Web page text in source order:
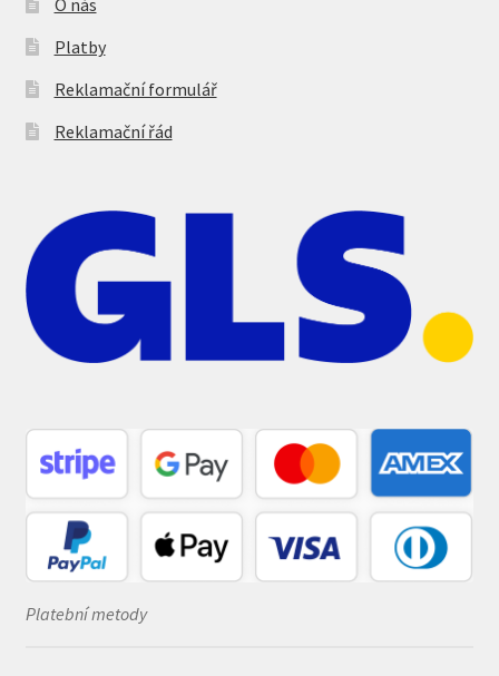
O nás
Platby
Reklamační formulář
Reklamační řád
Platební metody